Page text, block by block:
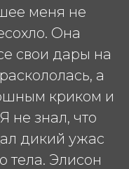
меня не
Она
свои дары на
а
криком и
не знал, что
дикий ужас
тела. Элисон